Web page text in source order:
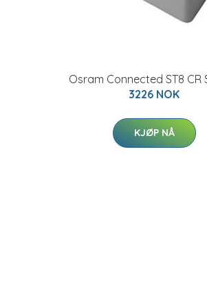
Osram Connected ST8 CR
3226 NOK
KJØP NÅ